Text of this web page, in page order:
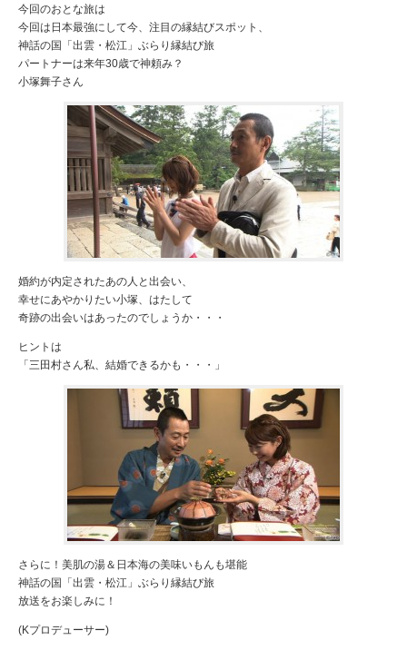
今回のおとな旅は
今回は日本最強にして今、注目の縁結びスポット、
神話の国「出雲・松江」ぶらり縁結び旅
パートナーは来年30歳で神頼み？
小塚舞子さん
婚約が内定されたあの人と出会い、
幸せにあやかりたい小塚、はたして
奇跡の出会いはあったのでしょうか・・・
ヒントは
「三田村さん私、結婚できるかも・・・」
さらに！美肌の湯＆日本海の美味いもんも堪能
神話の国「出雲・松江」ぶらり縁結び旅
放送をお楽しみに！
(Kプロデューサー)